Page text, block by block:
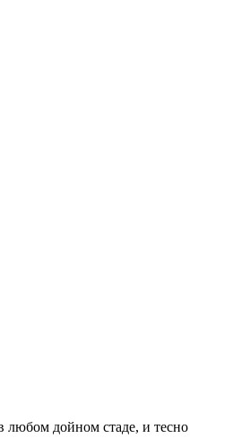
любом дойном стаде, и тесно